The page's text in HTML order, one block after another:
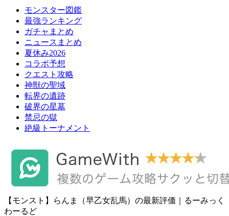
モンスター図鑑
最強ランキング
ガチャまとめ
ニュースまとめ
夏休み2026
コラボ予想
クエスト攻略
神獣の聖域
転界の遺跡
破界の星墓
禁忌の獄
絶級トーナメント
【モンスト】らんま（早乙女乱馬）の最新評価｜るーみっく
わーるど